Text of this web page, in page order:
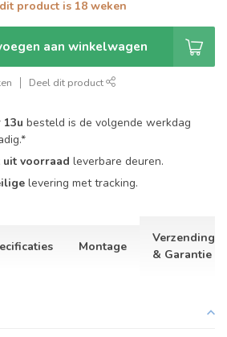
product is 18 weken
aan winkelwagen
Deel dit product
13u besteld is de volgende werkdag
uit voorraad leverbare deuren.
levering met tracking.
Montage
Verzending
& Garantie